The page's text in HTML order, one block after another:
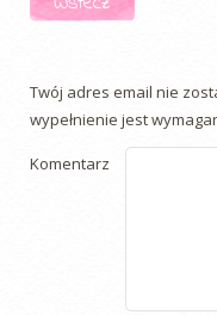
Twój adres email nie
wypełnienie jest
Komentarz